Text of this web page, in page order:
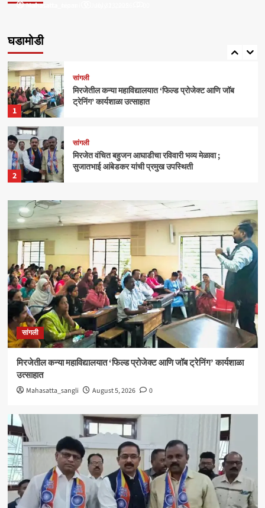
Mahasatta_nipani
mahasatta_team
घडामोडी
5
1
सांगली
मिरजेतील कन्या महाविद्यालयात ‘फिल्ड प्रोजेक्ट आणि जॉब
ट्रेनिंग’ कार्यशाळा उत्साहात
2
सांगली
मिरजेत वंचित बहुजन आघाडीचा रविवारी भव्य मेळावा ;
सुजातभाई आंबेडकर यांची प्रमुख उपस्थिती
3
क्राईम बेळगाव
आंबोलीत जत्राट येथील बेपत्ता डॉक्टरचा मृतदेह अखेर सापडला
4
सांगली
विद्यावाचस्पती गुरुदेव शंकर अभ्यंकर यांना ‘कलातपस्वी’
पुरस्कार प्रदान
5
सांगली
मिरजेतील आयडियल स्मार्ट स्कूलमध्ये दहावीच्या विद्यार्थी
मंत्रिमंडळाचा पदग्रहण सोहळा
1
मिरजेतील कन्या महाविद्यालयात ‘फिल्ड प्रोजेक्ट आणि जॉब
ट्रेनिंग’ कार्यशाळा उत्साहात
2
सांगली
मिरजेत वंचित बहुजन आघाडीचा रविवारी भव्य मेळावा ;
सुजातभाई आंबेडकर यांची प्रमुख उपस्थिती
सांगली
मिरजेतील कन्या महाविद्यालयात ‘फिल्ड प्रोजेक्ट आणि जॉब ट्रेनिंग’ कार्यशाळा
उत्साहात
Mahasatta_sangli August 5, 2026 0